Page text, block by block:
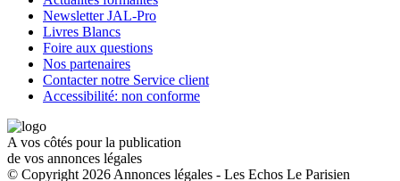
Newsletter JAL-Pro
Livres Blancs
Foire aux questions
Nos partenaires
Contacter notre Service client
Accessibilité: non conforme
A vos côtés pour la publication
de vos annonces légales
© Copyright 2026 Annonces légales - Les Echos Le Parisien